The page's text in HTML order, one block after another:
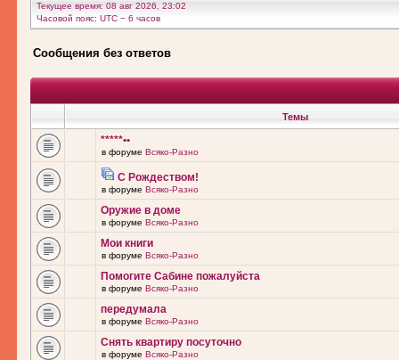
Текущее время: 08 авг 2026, 23:02
Часовой пояс: UTC − 6 часов
Сообщения без ответов
Темы
*****••
в форуме Всяко-Разно
С Рождеством!
в форуме Всяко-Разно
Оружие в доме
в форуме Всяко-Разно
Мои книги
в форуме Всяко-Разно
Помогите Сабине пожалуйста
в форуме Всяко-Разно
передумала
в форуме Всяко-Разно
Снять квартиру посуточно
в форуме Всяко-Разно